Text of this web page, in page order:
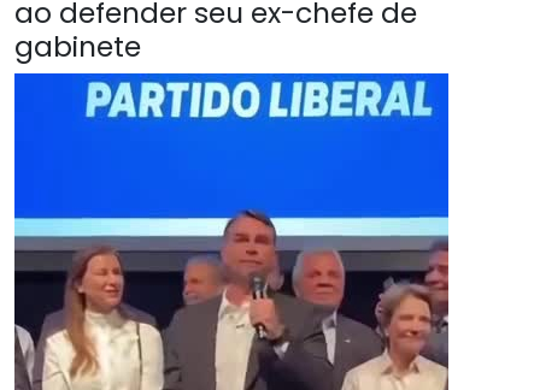
ao defender seu ex-chefe de
gabinete